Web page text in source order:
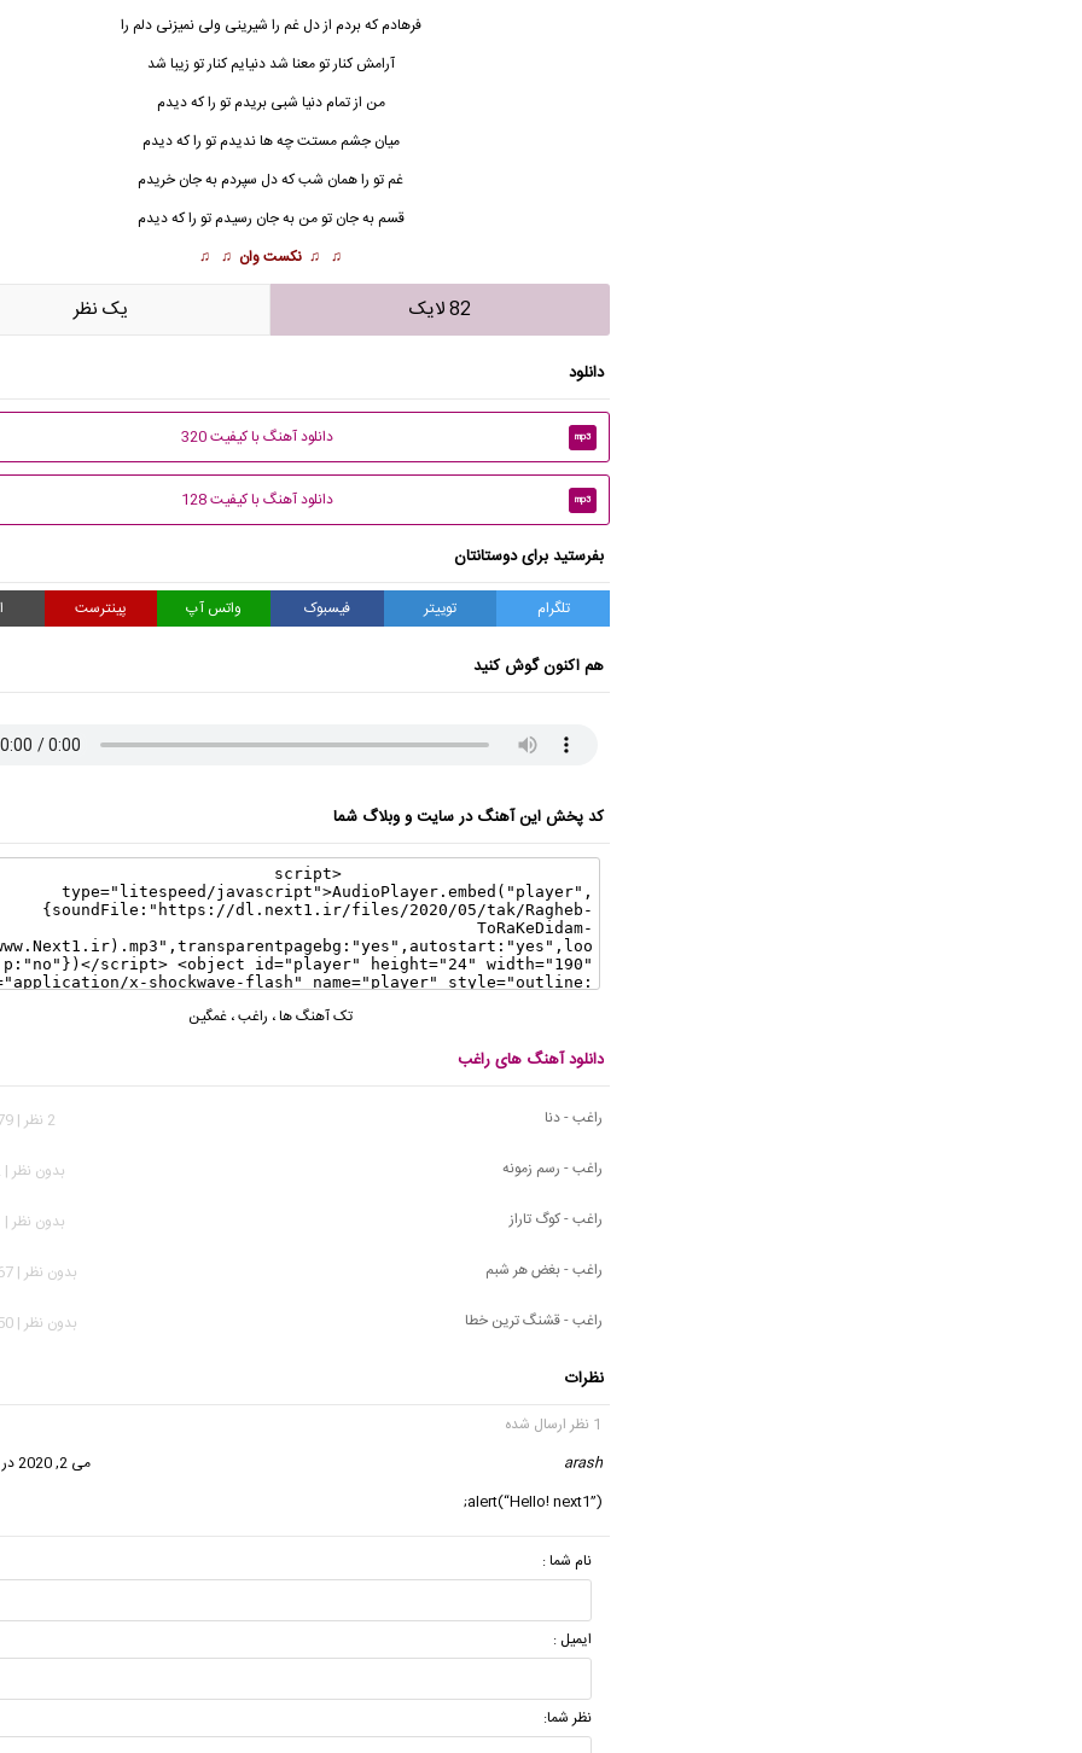
فرهادم که بردم از دل غم را شیرینی ولی نمیزنی دلم را
آرامش کنار تو معنا شد دنیایم کنار تو زیبا شد
من از تمام دنیا شبی بریدمتو را که دیدم
میان جشم مستت چه ها ندیدم تو را که دیدم
غم تو را همان شب که دل سپردم به جان خریدم
قسم به جان تو من به جان رسیدم تو را که دیدم
♫ ♫ نکست وان ♫ ♫
82 لایک يک نظر
دانلود
mp3 دانلود آهنگ با کیفیت 320
mp3 دانلود آهنگ با کیفیت 128
بفرستید برای دوستانتان
تلگرام توییتر فیسبوک واتس آپ پینترست
هم اکنون گوش کنید
کد پخش این آهنگ در سایت و وبلاگ شما
تک آهنگ ها، راغب، غمگین
دانلود آهنگ های راغب
راغب - دنا
2 نظر | 1,579 بازدید
راغب - رسم زمونه
بدون نظر | 902 بازدید
راغب - کوگ تاراز
بدون نظر | 463 بازدید
راغب - بغض هر شبم
بدون نظر | 1,367 بازدید
راغب - قشنگ ترین خطا
بدون نظر | 1,650 بازدید
نظرات
1 نظر ارسال شده
arash
می 2, 2020 در 5:10 ب.ظ
alert(“Hello! next1”);
نام شما :
ایمیل :
نظر شما: